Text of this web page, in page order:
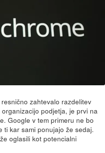
zahtevalo razdelitev
podjetja, je prvi na
Google v tem primeru ne bo
ti kar sami ponujajo že sedaj.
oglasili kot potencialni